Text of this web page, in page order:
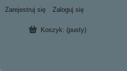
Zarejestruj się Zaloguj się
Koszyk: (pusty)